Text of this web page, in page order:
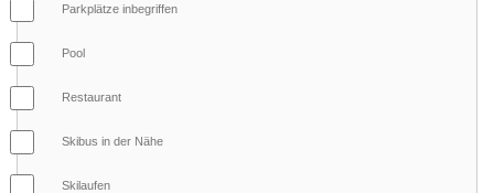
Parkplätze inbegriffen
Pool
Restaurant
Skibus in der Nähe
Skilaufen